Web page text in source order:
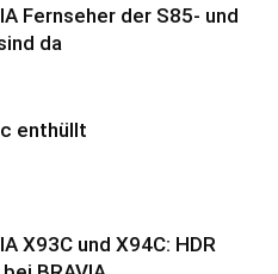
Fernseher der S85- und
da
enthüllt
X93C und X94C: HDR